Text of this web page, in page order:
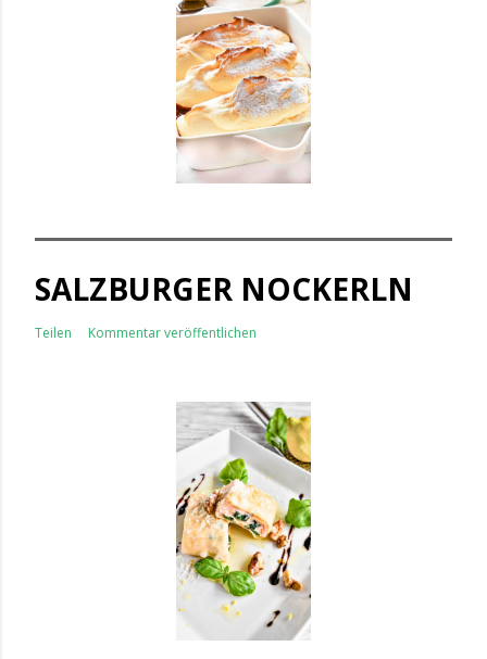
SALZBURGER NOCKERLN
Teilen Kommentar veröffentlichen